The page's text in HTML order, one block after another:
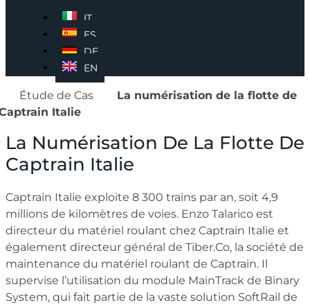
IT
ES
DE
EN
Étude de Cas
La numérisation de la flotte de
Italie
La Numérisation De La Flotte De
Captrain Italie
Captrain Italie exploite 8 300 trains par an, soit 4,9
millions de kilomètres de voies. Enzo Talarico est
directeur du matériel roulant chez Captrain Italie et
également directeur général de Tiber.Co, la société de
maintenance du matériel roulant de Captrain. Il
supervise l’utilisation du module MainTrack de Binary
System, qui fait partie de la vaste solution SoftRail de